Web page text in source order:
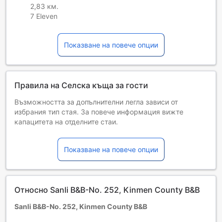
2,83 км.
7 Eleven
Показване на повече опции
Правила на Селска къща за гости
Възможността за допълнителни легла зависи от
избрания тип стая. За повече информация вижте
капацитета на отделните стаи.
прилагат различни условия и допълнителни плащания.
Показване на повече опции
Относно Sanli B&B-No. 252, Kinmen County B&B
Sanli B&B-No. 252, Kinmen County B&B